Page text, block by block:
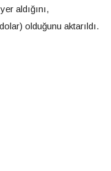
aldığını,
olduğunu aktarıldı.